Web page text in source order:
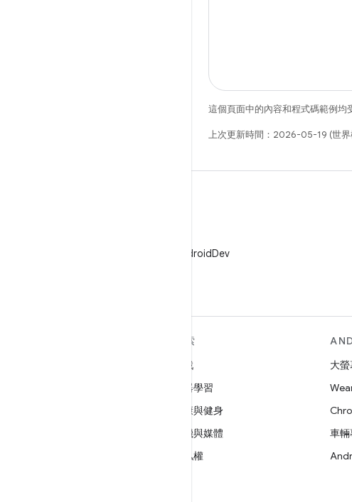
這個頁面中的內容和程式碼範例均
上次更新時間：2026-05-19 (世界
在 X 中追蹤 @AndroidDev
探索
遊戲
機器學習
健康與健身
相機與媒體
隱私權
大螢
車